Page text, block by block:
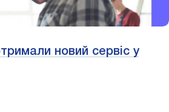
новий сервіс у